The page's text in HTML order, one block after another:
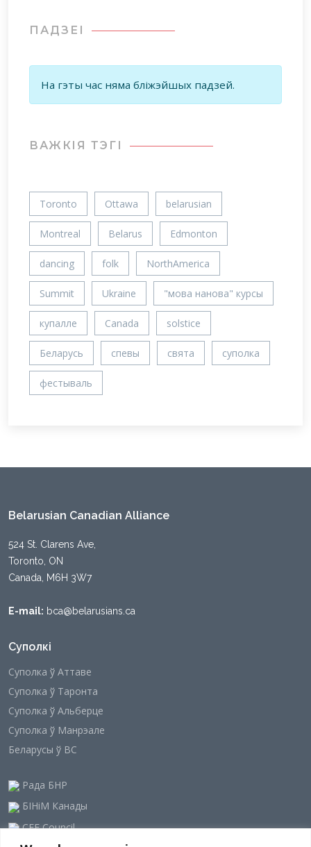
ПАДЗЕІ
На гэты час няма бліжэйшых падзей.
ВАЖКIЯ ТЭГІ
Toronto Ottawa belarusian
Montreal Belarus Edmonton
dancing folk NorthAmerica
Summit Ukraine "мова нанова" курсы
купалле Canada solstice
Беларусь спевы свята суполка
фестываль
Belarusian Canadian Alliance
524 St. Clarens Ave,
Toronto, ON
Canada, M6H 3W7
E-mail: bca@belarusians.ca
Суполкі
Суполка ў Аттаве
Суполка ў Таронта
Суполка ў Альберце
Суполка ў Манрэале
Беларусы ў ВС
Рада БНР
БІНіМ Канады
CEE Council